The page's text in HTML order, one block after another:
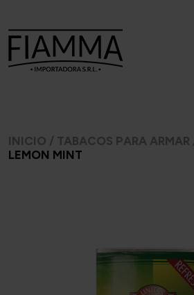
INICIO / TABACOS PARA ARMAR
LEMON MINT